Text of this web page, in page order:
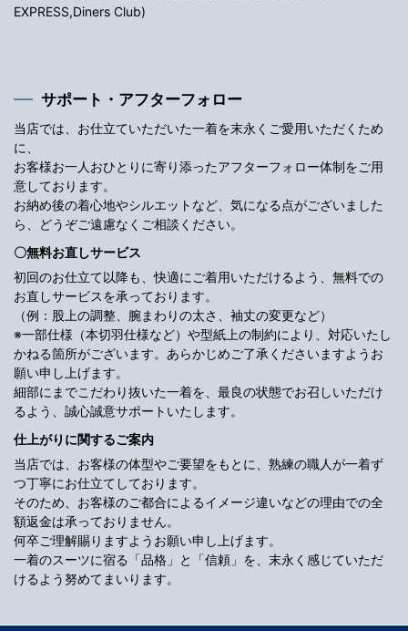
EXPRESS,Diners Club)
サポート・アフターフォロー
当店では、お仕立ていただいた一着を末永くご愛用いただくため
に、
お客様お一人おひとりに寄り添ったアフターフォロー体制をご用
意しております。
お納め後の着心地やシルエットなど、気になる点がございました
ら、どうぞご遠慮なくご相談ください。
〇無料お直しサービス
初回のお仕立て以降も、快適にご着用いただけるよう、無料での
お直しサービスを承っております。
（例：股上の調整、腕まわりの太さ、袖丈の変更など）
※一部仕様（本切羽仕様など）や型紙上の制約により、対応いたし
かねる箇所がございます。あらかじめご了承くださいますようお
願い申し上げます。
細部にまでこだわり抜いた一着を、最良の状態でお召しいただけ
るよう、誠心誠意サポートいたします。
仕上がりに関するご案内
当店では、お客様の体型やご要望をもとに、熟練の職人が一着ず
つ丁寧にお仕立てしております。
そのため、お客様のご都合によるイメージ違いなどの理由での全
額返金は承っておりません。
何卒ご理解賜りますようお願い申し上げます。
一着のスーツに宿る「品格」と「信頼」を、末永く感じていただ
けるよう努めてまいります。